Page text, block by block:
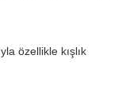
özellikle kışlık